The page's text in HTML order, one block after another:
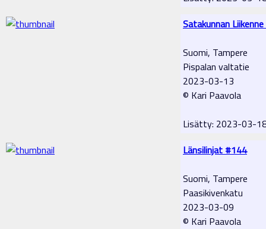
Satakunnan
Suomi, Tampere
Pispalan valtatie
2023-03-13
© Kari Paavola
Lisätty: 2023-03-
Länsilinjat #144
Suomi, Tampere
Paasikivenkatu
2023-03-09
© Kari Paavola